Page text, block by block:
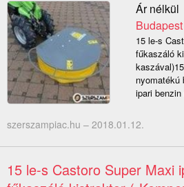
Ár nélkül
Budapest
15 le-s
fűkaszáló
nyomatékú
ipari
szerszampiac.hu – 2018.01.12.
15 le-s Castoro Super Maxi